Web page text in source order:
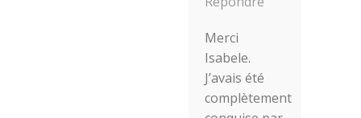
Merci
Isabele.
J’avais été
complètement